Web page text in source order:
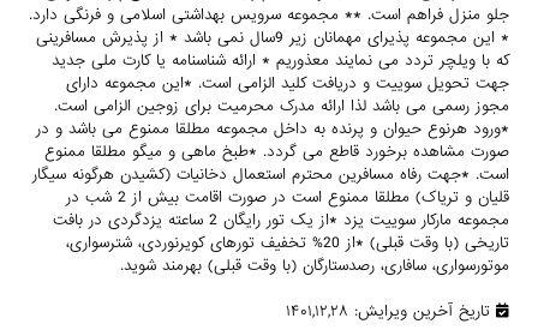
جلو منزل فراهم است. ** مجموعه سرویس بهداشتی اسلامی و فرنگی دارد.
* این مجموعه پذیرای مهمانان زیر 9سال نمی باشد * از پذیرش مسافرینی
که با ویلچر تردد می نمایند معذوریم * ارائه شناسنامه یا کارت ملی جدید
جهت تحویل سوییت و دریافت کلید الزامی است. *این مجموعه دارای
مجوز رسمی می باشد لذا ارائه مدرک محرمیت برای زوجین الزامی است.
*ورود هرنوع حیوان و پرنده به داخل مجموعه مطلقا ممنوع می باشد و در
صورت مشاهده برخورد قاطع می گردد. *طبخ ماهی و میگو مطلقا ممنوع
است. *جهت رفاه مسافرین محترم استعمال دخانیات (کشیدن هرگونه سیگار
قلیان و تریاک) مطلقا ممنوع است در صورت اقامت بیش از 2 شب در
مجموعه مارکار سوییت یزد *از یک تور رایگان 2 ساعته یزدگردی در بافت
تاریخی (با وقت قبلی) *از 20% تخفیف تورهای کویرنوردی، شترسواری،
موتورسواری، سافاری، رصدستارگان (با وقت قبلی) بهرمند شوید.
تاریخ آخرین ویرایش: ۱۴۰۱,۱۲,۲۸